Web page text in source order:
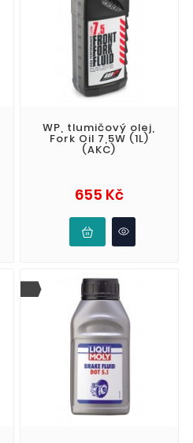
WP, tlumičový olej,
Fork Oil 7,5W (1L)
(AKC)
655 KčCena